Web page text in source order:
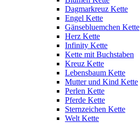
Dagmarkreuz Kette
Engel Kette
Gänsebluemchen Kette
Herz Kette
Infinity Kette
Kette mit Buchstaben
Kreuz Kette
Lebensbaum Kette
Mutter und Kind Kette
Perlen Kette
Pferde Kette
Sternzeichen Kette
Welt Kette